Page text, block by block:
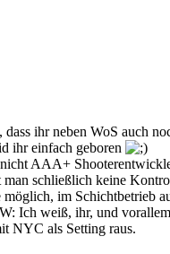
ihr neben WoS auch
ihr einfach geboren
AAA+
schließlich keine
im Schichtbetrieb
Ich weiß, ihr, und
NYC als Setting raus.